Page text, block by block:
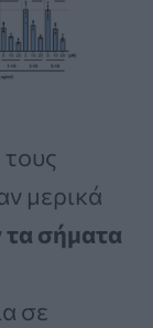
μερικά
σήματα
σε